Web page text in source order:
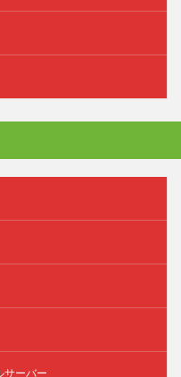
サーバー